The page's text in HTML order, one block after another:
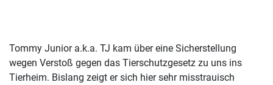
Tommy Junior a.k.a. TJ kam über eine Sicherstellung
wegen Verstoß gegen das Tierschutzgesetz zu uns ins
Tierheim. Bislang zeigt er sich hier sehr misstrauisch